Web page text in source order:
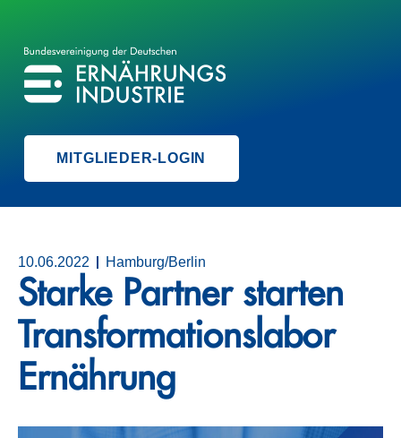
BVE
BUNDESVEREINIGUNG DER ERNÄHRUNGSINDUSTRIE
MITGLIEDER-LOGIN
10.06.2022 Hamburg/Berlin
Starke Partner starten
Transformationslabor
Ernährung